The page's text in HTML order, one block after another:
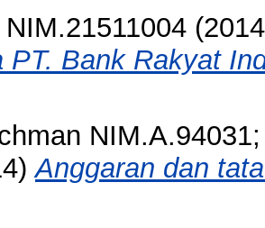
PT. Bank Rakyat
Anggaran dan